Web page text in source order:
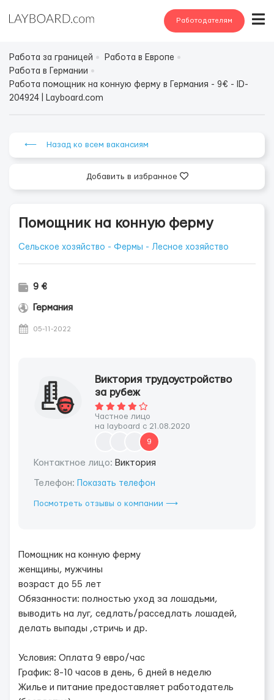
Работодателям
Работа за границей
Работа в Европе
Работа в Германии
Работа помощник на конную ферму в Германия - 9€ - ID-
204924 | Layboard.com
⟵ Назад ко всем вакансиям
Добавить в избранное
Помощник на конную ферму
Сельское хозяйство - Фермы - Лесное хозяйство
9 €
Германия
05-11-2022
Виктория трудоустройство
за рубеж
Частное лицо
на layboard с 21.08.2020
9
Контактное лицо: Виктория
Телефон: Показать телефон
Посмотреть отзывы о компании ⟶
Помощник на конную ферму
женщины, мужчины
возраст до 55 лет
Обязанности: полностью уход за лошадьми,
выводить на луг, седлать/расседлать лошадей,
делать выпады ,стричь и др.
Условия: Оплата 9 евро/час
График: 8-10 часов в день, 6 дней в неделю
Жилье и питание предоставляет работодатель